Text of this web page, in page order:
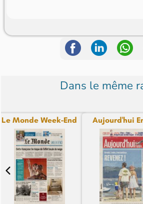
Dans le même
Le Monde Week-End Aujourd'hui